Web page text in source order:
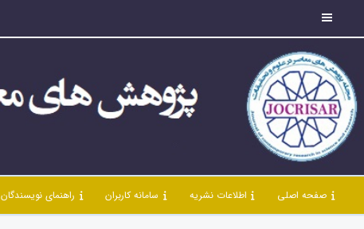
صفحه اصلی اطلاعات نشریه سامانه کاربران راهنمای نویسندگان